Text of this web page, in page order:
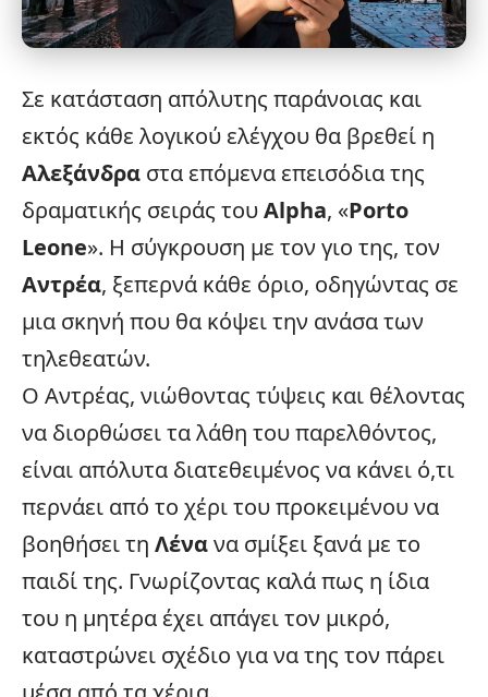
Σε κατάσταση απόλυτης παράνοιας και
εκτός κάθε λογικού ελέγχου θα βρεθεί η
Αλεξάνδρα στα επόμενα επεισόδια της
δραματικής σειράς τουAlpha, «Porto
Leone». Η σύγκρουση με τον γιο της, τον
Αντρέα, ξεπερνά κάθε όριο, οδηγώντας σε
μια σκηνή που θα κόψει την ανάσα των
τηλεθεατών.
Ο Αντρέας, νιώθοντας τύψεις και θέλοντας
να διορθώσει τα λάθη του παρελθόντος,
είναι απόλυτα διατεθειμένος να κάνει ό,τι
περνάει από το χέρι του προκειμένου να
βοηθήσει τη Λένανα σμίξει ξανά με το
παιδί της. Γνωρίζοντας καλά πως η ίδια
του η μητέρα έχει απάγει τον μικρό,
καταστρώνει σχέδιο για να της τον πάρει